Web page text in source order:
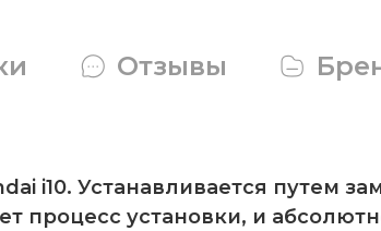
Отзывы
i10. Устанавливается путем
процесс установки, и